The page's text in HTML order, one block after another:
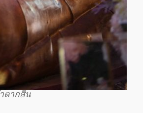
ตากสิน